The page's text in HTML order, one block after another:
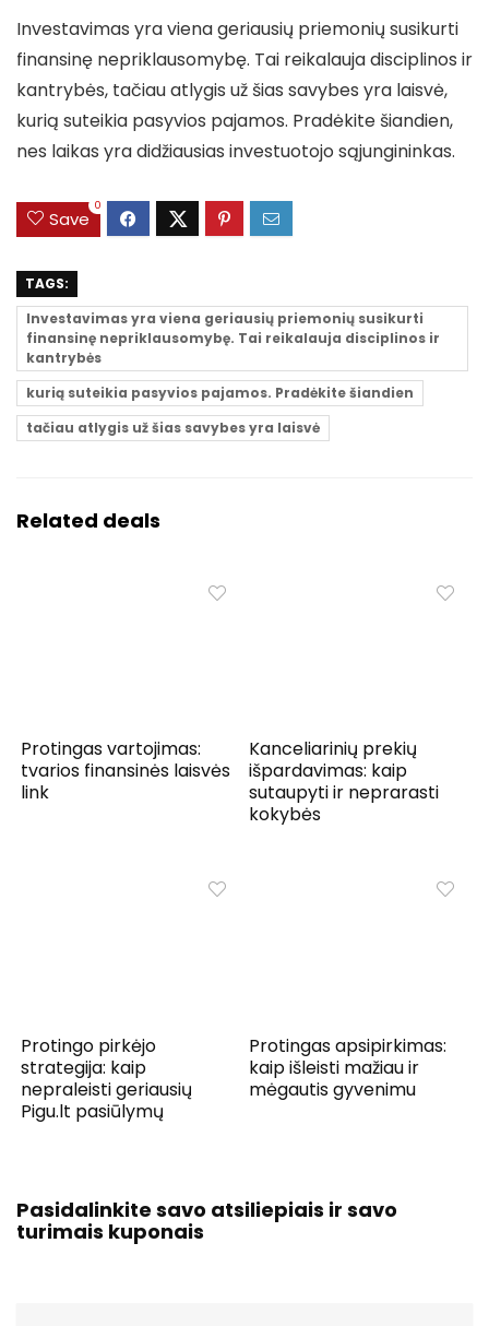
Investavimas yra viena geriausių priemonių susikurti
finansinę nepriklausomybę. Tai reikalauja disciplinos ir
kantrybės, tačiau atlygis už šias savybes yra laisvė,
kurią suteikia pasyvios pajamos. Pradėkite šiandien,
nes laikas yra didžiausias investuotojo sąjungininkas.
Save
0
TAGS:
Investavimas yra viena geriausių priemonių susikurti
finansinę nepriklausomybę. Tai reikalauja disciplinos ir
kantrybės
kurią suteikia pasyvios pajamos. Pradėkite šiandien
tačiau atlygis už šias savybes yra laisvė
Related deals
Protingas vartojimas:
tvarios finansinės laisvės
link
Kanceliarinių prekių
išpardavimas: kaip
sutaupyti ir neprarasti
kokybės
Protingo pirkėjo
strategija: kaip
nepraleisti geriausių
Pigu.lt pasiūlymų
Protingas apsipirkimas:
kaip išleisti mažiau ir
mėgautis gyvenimu
Pasidalinkite savo atsiliepiais ir savo
turimais kuponais